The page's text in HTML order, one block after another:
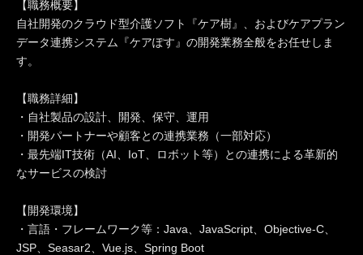
【職務概要】
自社開発のクラウド型介護ソフト『ケア樹』、およびケアプラン
データ連携システム『ケアぽす』の開発業務全般をお任せしま
す。
【職務詳細】
・自社製品の設計、開発、保守、運用
・開発パートナーや顧客との連携業務（一部対応）
・最先端IT技術（AI、IoT、ロボット等）との連携による革新的
なサービスの検討
【開発環境】
・言語・フレームワーク等：Java、JavaScript、Objective-C、
JSP、Seasar2、Vue.js、Spring Boot